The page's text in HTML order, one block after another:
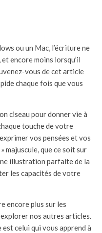
ou un Mac, l’écriture ne
encore moins lorsqu’il
vous de cet article
chaque fois que vous
ciseau pour donner vie à
touche de votre
vos pensées et vos
majuscule, que ce soit sur
illustration parfaite de la
les capacités de votre
encore plus sur les
explorer nos autres articles.
celui qui vous apprend à